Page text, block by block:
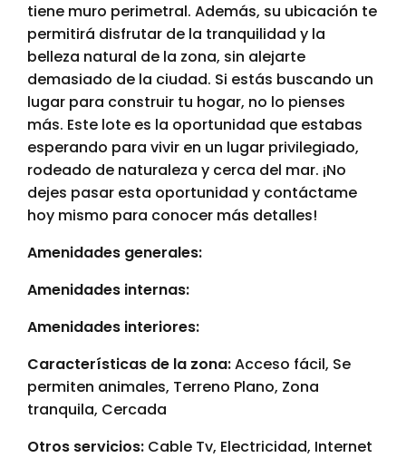
tiene muro perimetral. Además, su ubicación te
permitirá disfrutar de la tranquilidad y la
belleza natural de la zona, sin alejarte
demasiado de la ciudad. Si estás buscando un
lugar para construir tu hogar, no lo pienses
más. Este lote es la oportunidad que estabas
esperando para vivir en un lugar privilegiado,
rodeado de naturaleza y cerca del mar. ¡No
dejes pasar esta oportunidad y contáctame
hoy mismo para conocer más detalles!
Amenidades generales:
Amenidades internas:
Amenidades interiores:
Características de la zona:Acceso fácil, Se
permiten animales, Terreno Plano, Zona
tranquila, Cercada
Otros servicios: Cable Tv, Electricidad, Internet